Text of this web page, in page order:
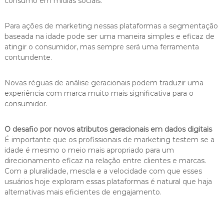
Para ações de marketing nessas plataformas a segmentação
baseada na idade pode ser uma maneira simples e eficaz de
atingir o consumidor, mas sempre será uma ferramenta
contundente.
Novas réguas de análise geracionais podem traduzir uma
experiência com marca muito mais significativa para o
consumidor.
O desafio por novos atributos geracionais em dados digitais
É importante que os profissionais de marketing testem se a
idade é mesmo o meio mais apropriado para um
direcionamento eficaz na relação entre clientes e marcas.
Com a pluralidade, mescla e a velocidade com que esses
usuários hoje exploram essas plataformas é natural que haja
alternativas mais eficientes de engajamento.